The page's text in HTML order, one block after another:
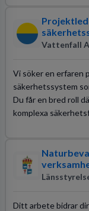
Vattenfall
Vi söker en erfaren
säkerhetssystem
Du får en bred roll
komplexa
Ditt arbete bidrar